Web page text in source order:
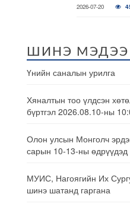
2026-07-20
ШИНЭ МЭДЭЭ
Үнийн саналын урилга
Хяналтын тоо үлдсэн
бүртгэл 2026.08.10-ны
Олон улсын Монголч
сарын 10-13-ны
МУИС, Нагоягийн Их
шинэ шатанд гаргана